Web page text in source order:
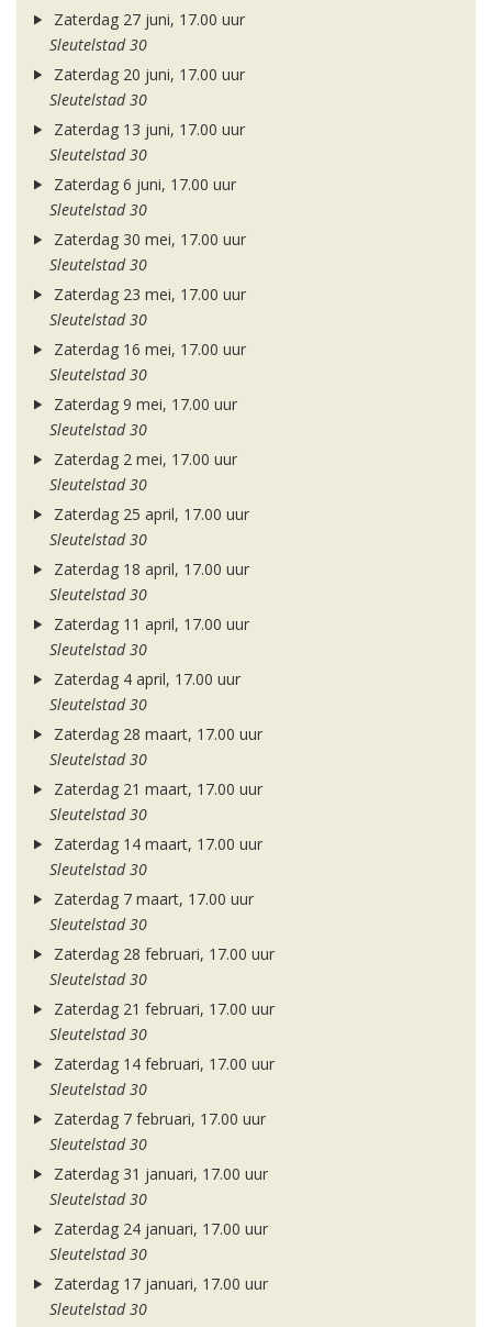
Zaterdag 27 juni, 17.00 uur
Sleutelstad 30
Zaterdag 20 juni, 17.00 uur
Sleutelstad 30
Zaterdag 13 juni, 17.00 uur
Sleutelstad 30
Zaterdag 6 juni, 17.00 uur
Sleutelstad 30
Zaterdag 30 mei, 17.00 uur
Sleutelstad 30
Zaterdag 23 mei, 17.00 uur
Sleutelstad 30
Zaterdag 16 mei, 17.00 uur
Sleutelstad 30
Zaterdag 9 mei, 17.00 uur
Sleutelstad 30
Zaterdag 2 mei, 17.00 uur
Sleutelstad 30
Zaterdag 25 april, 17.00 uur
Sleutelstad 30
Zaterdag 18 april, 17.00 uur
Sleutelstad 30
Zaterdag 11 april, 17.00 uur
Sleutelstad 30
Zaterdag 4 april, 17.00 uur
Sleutelstad 30
Zaterdag 28 maart, 17.00 uur
Sleutelstad 30
Zaterdag 21 maart, 17.00 uur
Sleutelstad 30
Zaterdag 14 maart, 17.00 uur
Sleutelstad 30
Zaterdag 7 maart, 17.00 uur
Sleutelstad 30
Zaterdag 28 februari, 17.00 uur
Sleutelstad 30
Zaterdag 21 februari, 17.00 uur
Sleutelstad 30
Zaterdag 14 februari, 17.00 uur
Sleutelstad 30
Zaterdag 7 februari, 17.00 uur
Sleutelstad 30
Zaterdag 31 januari, 17.00 uur
Sleutelstad 30
Zaterdag 24 januari, 17.00 uur
Sleutelstad 30
Zaterdag 17 januari, 17.00 uur
Sleutelstad 30